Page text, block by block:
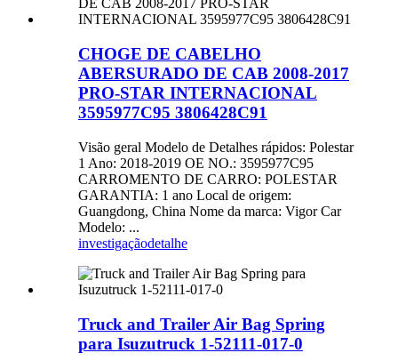
CHOGE DE CABELHO
ABERSURADO DE CAB 2008-2017
PRO-STAR INTERNACIONAL
3595977C95 3806428C91
Visão geral Modelo de Detalhes rápidos: Polestar
1 Ano: 2018-2019 OE NO.: 3595977C95
CARROMENTO DE CARRO: POLESTAR
GARANTIA: 1 ano Local de origem:
Guangdong, China Nome da marca: Vigor Car
Modelo: ...
investigaçãodetalhe
Truck and Trailer Air Bag Spring
para Isuzutruck 1-52111-017-0